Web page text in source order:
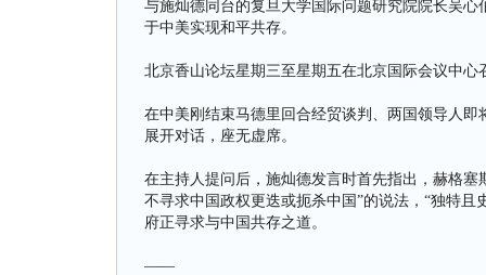
与施灿德同台的复旦大学国际问题研究院院长吴
于中美实现和平共存。
北京香山论坛星期三至星期五在北京国际会议中心
在中美刚结束马德里回合经贸谈判、两国领导人
展开对话，座无虚席。
在主持人提问后，施灿德发言时首先指出，赫格
不寻求中国政权更迭或扼杀中国”的说法，“独特
府正寻求与中国共存之道。
——